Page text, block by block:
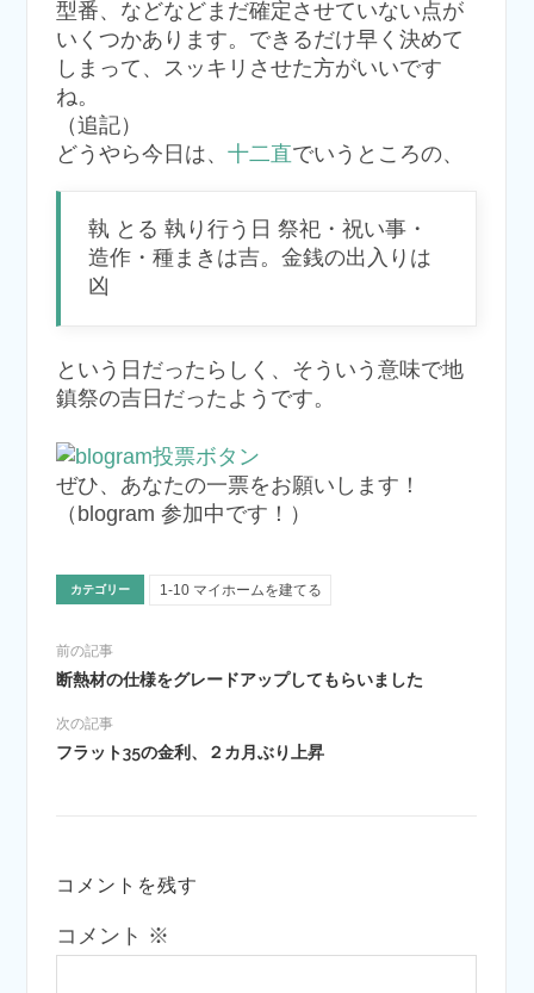
型番、などなどまだ確定させていない点が
いくつかあります。できるだけ早く決めて
しまって、スッキリさせた方がいいです
ね。
（追記）
どうやら今日は、 十二直でいうところの、
執 とる 執り行う日 祭祀・祝い事・
造作・種まきは吉。金銭の出入りは
凶
という日だったらしく、そういう意味で地
鎮祭の吉日だったようです。
ぜひ、あなたの一票をお願いします！
（blogram 参加中です！）
カテゴリー 1-10 マイホームを建てる
前の記事
断熱材の仕様をグレードアップしてもらいました
次の記事
フラット35の金利、２カ月ぶり上昇
コメントを残す
コメント ※